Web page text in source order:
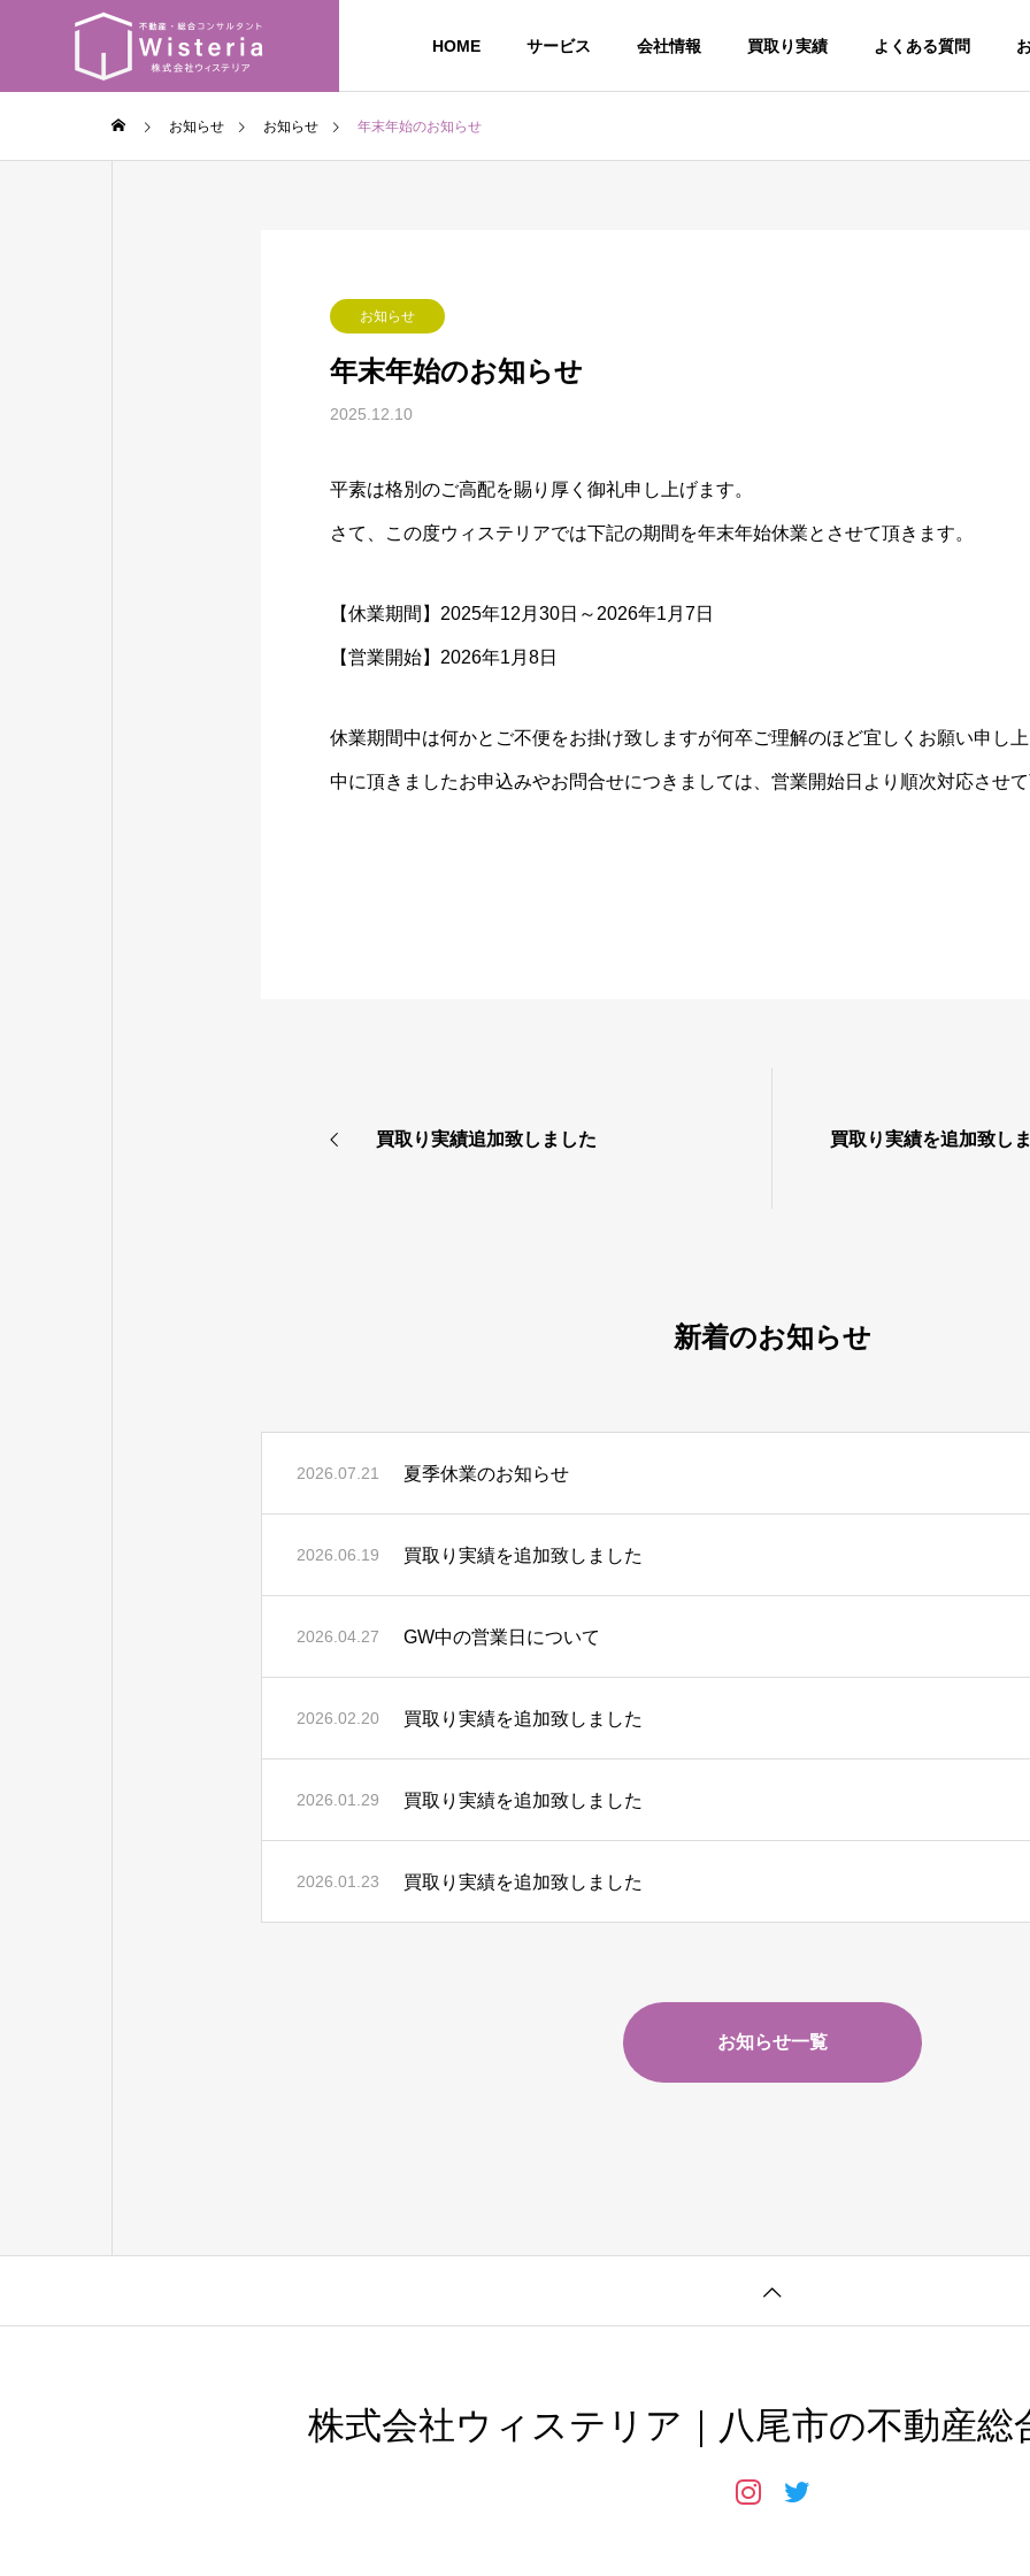
HOME サービス 会社情報 買取り実績 よくある質問
お知らせ お知らせ 年末年始のお知らせ
お知らせ
年末年始のお知らせ
2025.12.10
平素は格別のご高配を賜り厚く御礼申し上げます。
さて、この度ウィステリアでは下記の期間を年末年始休業とさせて頂きます。
【休業期間】2025年12月30日～2026年1月7日
【営業開始】2026年1月8日
休業期間中は何かとご不便をお掛け致しますが何卒ご理解のほど宜しくお願い申し
中に頂きましたお申込みやお問合せにつきましては、営業開始日より順次対応させ
買取り実績追加致しました 買取り実績を追加致し
新着のお知らせ
2026.07.21 夏季休業のお知らせ
2026.06.19 買取り実績を追加致しました
2026.04.27 GW中の営業日について
2026.02.20 買取り実績を追加致しました
2026.01.29 買取り実績を追加致しました
2026.01.23 買取り実績を追加致しました
お知らせ一覧
株式会社ウィステリア｜八尾市の不動産総